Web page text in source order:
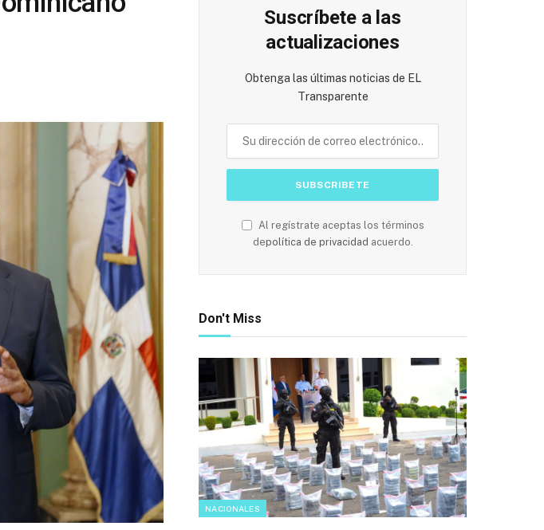
Suscríbete a las
actualizaciones
Obtenga las últimas noticias de EL
Transparente
Al regístrate aceptas los términos
depolítica de privacidad acuerdo.
Don't Miss
NACIONALES